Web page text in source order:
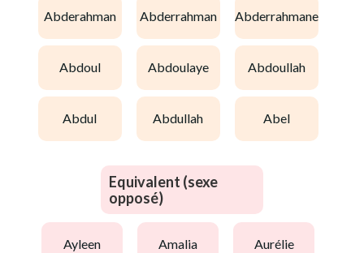
abderahman abderrahman abderrahmane
abdoul abdoulaye abdoullah
abdul abdullah abel
Equivalent (sexe
opposé)
ayleen amalia aurélie